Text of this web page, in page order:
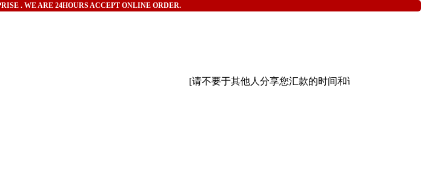
. WE ARE 24HOURS ACCEPT ONLINE ORDER.
[请不要于其他人分享您汇款的时间和详情][ 请小心网络骗子 ]